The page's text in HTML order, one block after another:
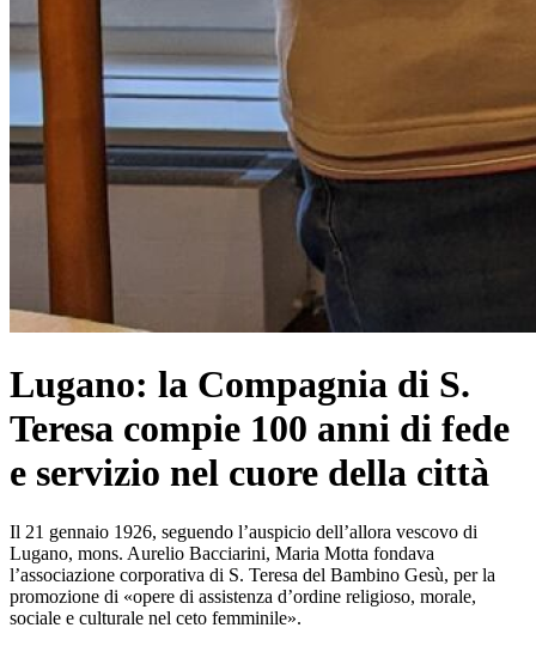
Lugano: la Compagnia di S.
Teresa compie 100 anni di fede
e servizio nel cuore della città
Il 21 gennaio 1926, seguendo l’auspicio dell’allora vescovo di
Lugano, mons. Aurelio Bacciarini, Maria Motta fondava
l’associazione corporativa di S. Teresa del Bambino Gesù, per la
promozione di «opere di assistenza d’ordine religioso, morale,
sociale e culturale nel ceto femminile».